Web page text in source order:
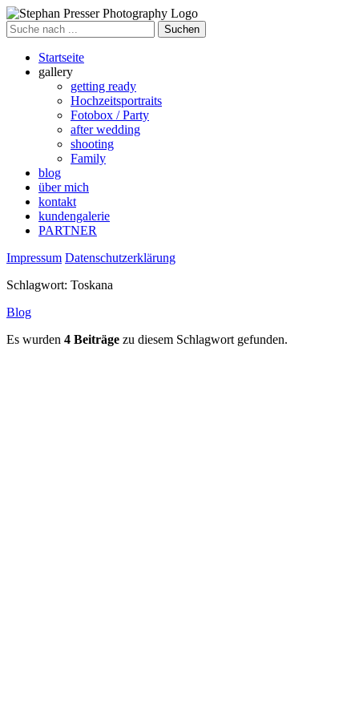
Suche
nach
Startseite
gallery
getting ready
Hochzeitsportraits
Fotobox / Party
after wedding
shooting
Family
blog
über mich
kontakt
kundengalerie
PARTNER
Impressum Datenschutzerklärung
Schlagwort: Toskana
Blog
Es wurden 4 Beiträge zu diesem Schlagwort gefunden.